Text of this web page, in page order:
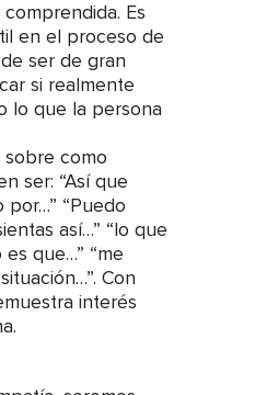
Es
en el proceso de
ser de gran
si realmente
lo que la persona
sobre como
ser: “Así que
“Puedo
así…” “lo que
que…” “me
Con
interés